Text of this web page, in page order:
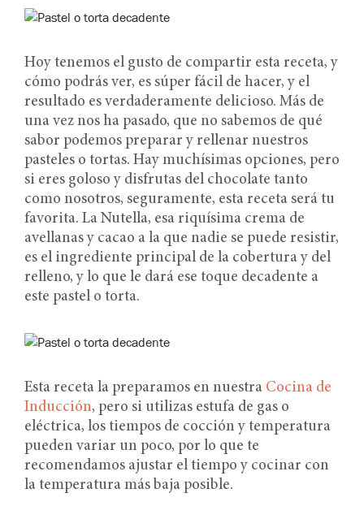
Hoy tenemos el gusto de compartir esta receta, y
cómo podrás ver, es súper fácil de hacer, y el
resultado es verdaderamente delicioso. Más de
una vez nos ha pasado, que no sabemos de qué
sabor podemos preparar y rellenar nuestros
pasteles o tortas. Hay muchísimas opciones, pero
si eres goloso y disfrutas del chocolate tanto
como nosotros, seguramente, esta receta será tu
favorita. La Nutella, esa riquísima crema de
avellanas y cacao a la que nadie se puede resistir,
es el ingrediente principal de la cobertura y del
relleno, y lo que le dará ese toque decadente a
este pastel o torta.
Esta receta la preparamos en nuestra Cocina de
Inducción, pero si utilizas estufa de gas o
eléctrica, los tiempos de cocción y temperatura
pueden variar un poco, por lo que te
recomendamos ajustar el tiempo y cocinar con
la temperatura más baja posible.